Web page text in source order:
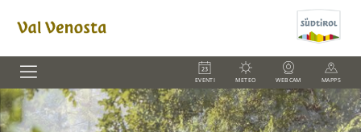
EVENTI METEO WEBCAM MAPPS